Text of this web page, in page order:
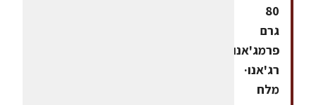
80
גרם
פרמג'אנו
רג'אנו·
מלח